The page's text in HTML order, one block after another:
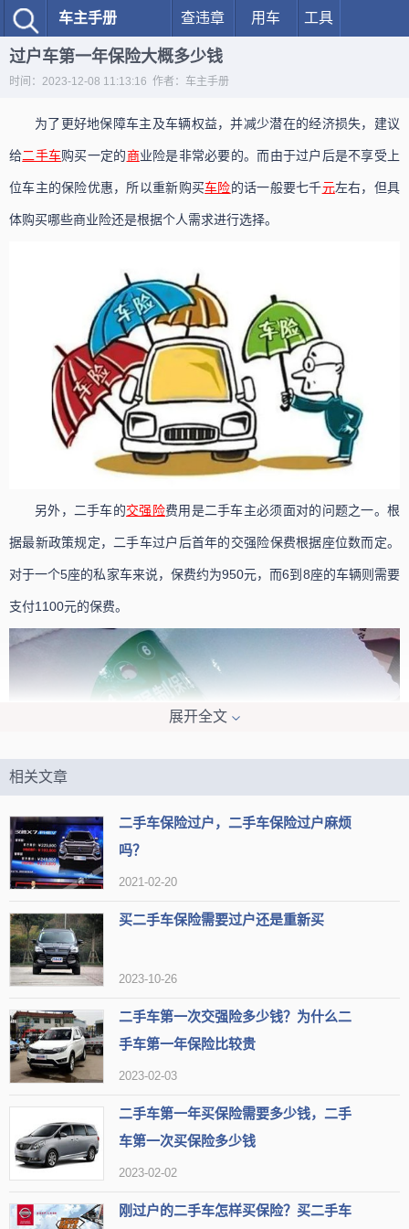
车主手册 查违章 用车 工具
过户车第一年保险大概多少钱
时间：2023-12-08 11:13:16 作者：车主手册
为了更好地保障车主及车辆权益，并减少潜在的经济损失，建议
给二手车购买一定的商业险是非常必要的。而由于过户后是不享受上
位车主的保险优惠，所以重新购买车险的话一般要七千元左右，但具
体购买哪些商业险还是根据个人需求进行选择。
另外，二手车的交强险费用是二手车主必须面对的问题之一。根
据最新政策规定，二手车过户后首年的交强险保费根据座位数而定。
对于一个5座的私家车来说，保费约为950元，而6到8座的车辆则需要
支付1100元的保费。
应的折扣。举个例子，一辆5座私家车在第二年购买交强险时，费用会
减少10%，即855元；第三年减少20%，即760元；第四年减少30%，
持在665元。
展开全文
相关文章
二手车保险过户，二手车保险过户麻烦
吗？
2021-02-20
买二手车保险需要过户还是重新买
2023-10-26
二手车第一次交强险多少钱？为什么二
手车第一年保险比较贵
2023-02-03
二手车第一年买保险需要多少钱，二手
车第一次买保险多少钱
2023-02-02
刚过户的二手车怎样买保险？买二手车